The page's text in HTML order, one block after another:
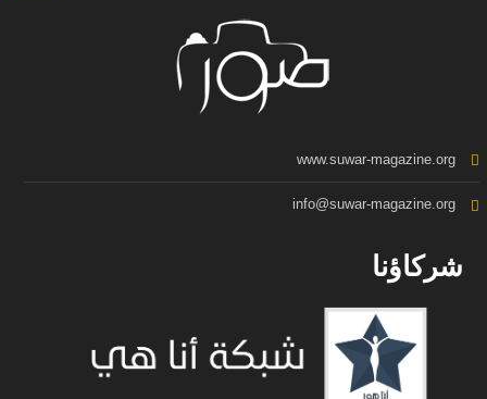
www.suwar-magazine.org
info@suwar-magazine.org
شركاؤنا